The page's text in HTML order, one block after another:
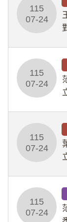
115
07-24
115
07-24
115
07-24
115
07-24